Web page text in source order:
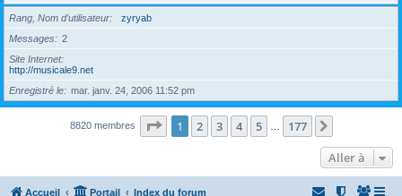
Rang, Nom d’utilisateur
zyryab
Messages
2
Site Internet
http://musicale9.net
Enregistré le
mar. janv. 24, 2006 11:52 pm
8820 membres Page 1sur177
1 2 3 4 5 177
Aller à
Accueil Portail Index du forum